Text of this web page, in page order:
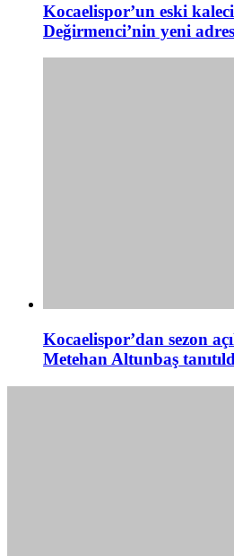
Kocaelispor’un eski
Değirmenci’nin yeni
Kocaelispor’dan sezon
Metehan Altunbaş